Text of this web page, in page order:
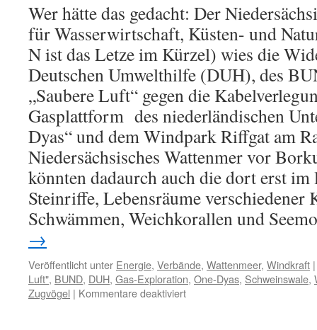
Wer hätte das gedacht: Der
für Wasserwirtschaft, Küsten- und
N ist das Letze im Kürzel) wies die
Deutschen Umwelthilfe (DUH), des
„Saubere Luft“ gegen die
Gasplattform des niederländischen
Dyas“ und dem Windpark Riffgat am
Niedersächsisches Wattenmer vor
könnten dadaurch auch die dort erst im
Steinriffe, Lebensräume verschiedener
Schwämmen, Weichkorallen und
→
Veröffentlicht unter Energie, Verbände, Wattenmeer, Windkraft |
Luft", BUND, DUH, Gas-Exploration, One-Dyas, Schweinswale,
Zugvögel | Kommentare deaktiviertfür